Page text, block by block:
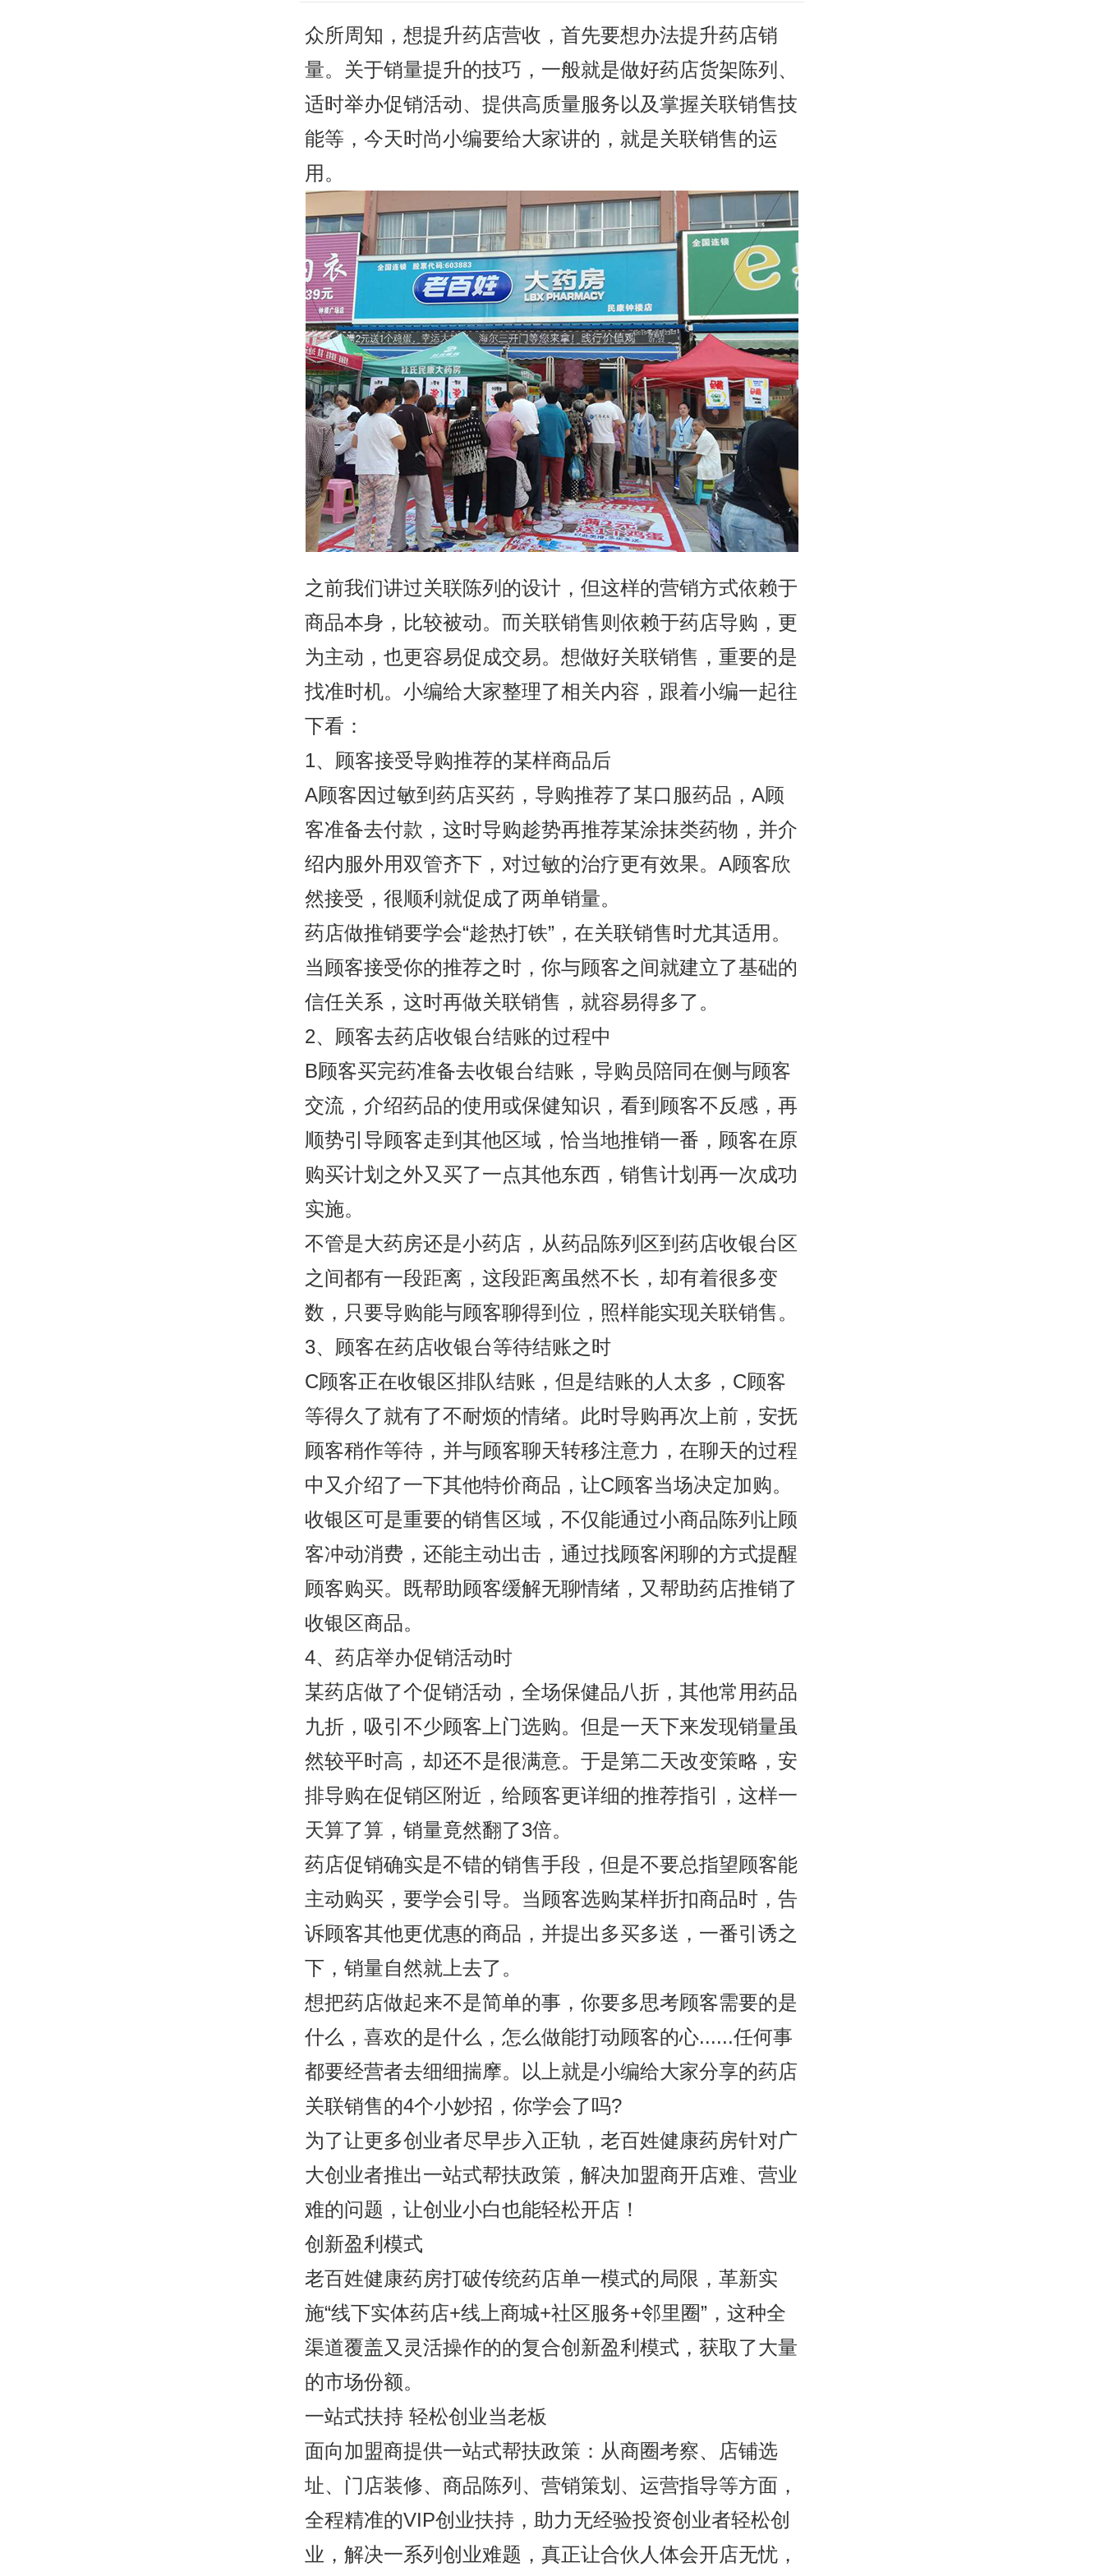
众所周知，想提升药店营收，首先要想办法提升药店销
量。关于销量提升的技巧，一般就是做好药店货架陈列、
适时举办促销活动、提供高质量服务以及掌握关联销售技
能等，今天时尚小编要给大家讲的，就是关联销售的运
用。
之前我们讲过关联陈列的设计，但这样的营销方式依赖于
商品本身，比较被动。而关联销售则依赖于药店导购，更
为主动，也更容易促成交易。想做好关联销售，重要的是
找准时机。小编给大家整理了相关内容，跟着小编一起往
下看：
1、顾客接受导购推荐的某样商品后
A顾客因过敏到药店买药，导购推荐了某口服药品，A顾
客准备去付款，这时导购趁势再推荐某涂抹类药物，并介
绍内服外用双管齐下，对过敏的治疗更有效果。A顾客欣
然接受，很顺利就促成了两单销量。
药店做推销要学会“趁热打铁”，在关联销售时尤其适用。
当顾客接受你的推荐之时，你与顾客之间就建立了基础的
信任关系，这时再做关联销售，就容易得多了。
2、顾客去药店收银台结账的过程中
B顾客买完药准备去收银台结账，导购员陪同在侧与顾客
交流，介绍药品的使用或保健知识，看到顾客不反感，再
顺势引导顾客走到其他区域，恰当地推销一番，顾客在原
购买计划之外又买了一点其他东西，销售计划再一次成功
实施。
不管是大药房还是小药店，从药品陈列区到药店收银台区
之间都有一段距离，这段距离虽然不长，却有着很多变
数，只要导购能与顾客聊得到位，照样能实现关联销售。
3、顾客在药店收银台等待结账之时
C顾客正在收银区排队结账，但是结账的人太多，C顾客
等得久了就有了不耐烦的情绪。此时导购再次上前，安抚
顾客稍作等待，并与顾客聊天转移注意力，在聊天的过程
中又介绍了一下其他特价商品，让C顾客当场决定加购。
收银区可是重要的销售区域，不仅能通过小商品陈列让顾
客冲动消费，还能主动出击，通过找顾客闲聊的方式提醒
顾客购买。既帮助顾客缓解无聊情绪，又帮助药店推销了
收银区商品。
4、药店举办促销活动时
某药店做了个促销活动，全场保健品八折，其他常用药品
九折，吸引不少顾客上门选购。但是一天下来发现销量虽
然较平时高，却还不是很满意。于是第二天改变策略，安
排导购在促销区附近，给顾客更详细的推荐指引，这样一
天算了算，销量竟然翻了3倍。
药店促销确实是不错的销售手段，但是不要总指望顾客能
主动购买，要学会引导。当顾客选购某样折扣商品时，告
诉顾客其他更优惠的商品，并提出多买多送，一番引诱之
下，销量自然就上去了。
想把药店做起来不是简单的事，你要多思考顾客需要的是
什么，喜欢的是什么，怎么做能打动顾客的心......任何事
都要经营者去细细揣摩。以上就是小编给大家分享的药店
关联销售的4个小妙招，你学会了吗?
为了让更多创业者尽早步入正轨，老百姓健康药房针对广
大创业者推出一站式帮扶政策，解决加盟商开店难、营业
难的问题，让创业小白也能轻松开店！
创新盈利模式
老百姓健康药房打破传统药店单一模式的局限，革新实
施“线下实体药店+线上商城+社区服务+邻里圈”，这种全
渠道覆盖又灵活操作的的复合创新盈利模式，获取了大量
的市场份额。
一站式扶持 轻松创业当老板
面向加盟商提供一站式帮扶政策：从商圈考察、店铺选
址、门店装修、商品陈列、营销策划、运营指导等方面，
全程精准的VIP创业扶持，助力无经验投资创业者轻松创
业，解决一系列创业难题，真正让合伙人体会开店无忧，